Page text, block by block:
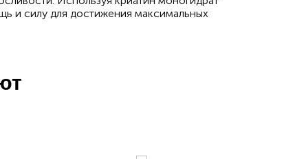
и силу для достижения максимальных